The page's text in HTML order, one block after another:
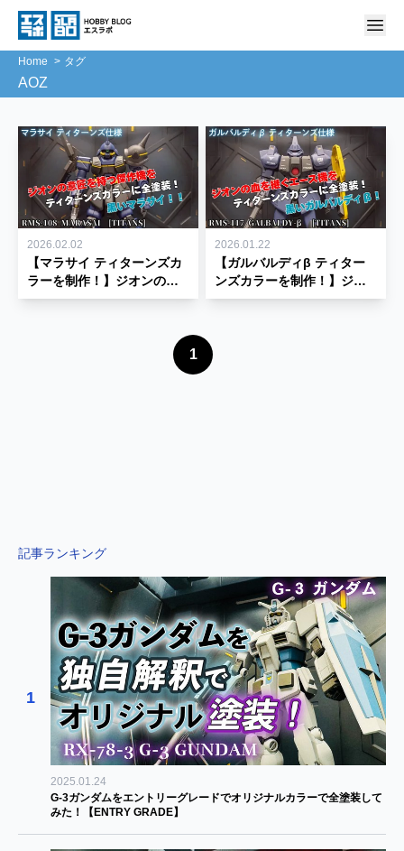
Home タグ
AOZ
2026.02.02
【マラサイ ティターンズカ
ラーを制作！】ジオンの意
匠を持つ傑作機を全塗装し
2026.01.22
【ガルバルディβ ティター
ンズカラーを制作！】ジオ
ンの血を継ぐエース機を全
1
記事ランキング
1
2025.01.24
G-3ガンダムをエントリーグレードでオリジナルカラーで全塗装して
みた！【ENTRY GRADE】